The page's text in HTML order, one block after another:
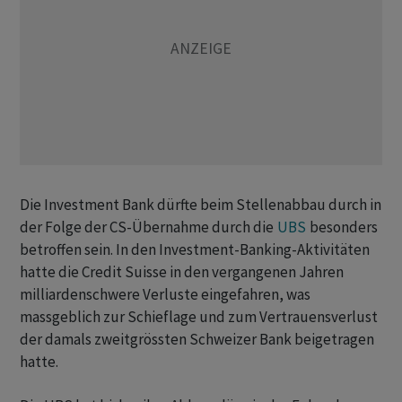
Die Investment Bank dürfte beim Stellenabbau durch in
der Folge der CS-Übernahme durch die UBS besonders
betroffen sein. In den Investment-Banking-Aktivitäten
hatte die Credit Suisse in den vergangenen Jahren
milliardenschwere Verluste eingefahren, was
massgeblich zur Schieflage und zum Vertrauensverlust
der damals zweitgrössten Schweizer Bank beigetragen
hatte.